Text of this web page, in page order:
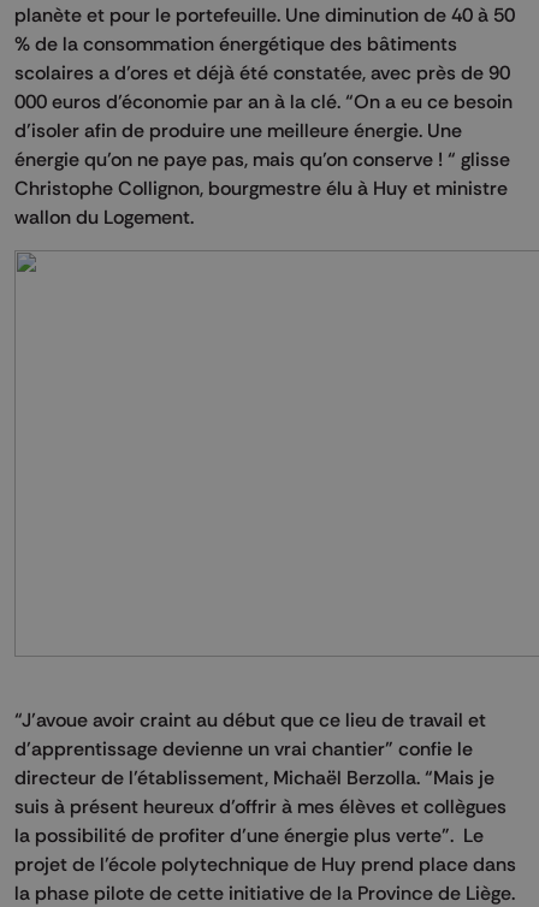
planète et pour le portefeuille. Une diminution de 40 à 50
% de la consommation énergétique des bâtiments
scolaires a d’ores et déjà été constatée, avec près de 90
000 euros d’économie par an à la clé. “On a eu ce besoin
d’isoler afin de produire une meilleure énergie. Une
énergie qu’on ne paye pas, mais qu’on conserve ! “ glisse
Christophe Collignon, bourgmestre élu à Huy et ministre
wallon du Logement.
“J’avoue avoir craint au début que ce lieu de travail et
d’apprentissage devienne un vrai chantier” confie le
directeur de l’établissement, Michaël Berzolla. “Mais je
suis à présent heureux d’offrir à mes élèves et collègues
la possibilité de profiter d’une énergie plus verte”. Le
projet de l’école polytechnique de Huy prend place dans
la phase pilote de cette initiative de la Province de Liège.